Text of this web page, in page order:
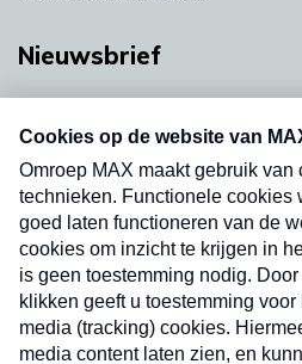
Nieuwsbrief
nieuwsbrief. Elke vrijdag-
uw mailbox.